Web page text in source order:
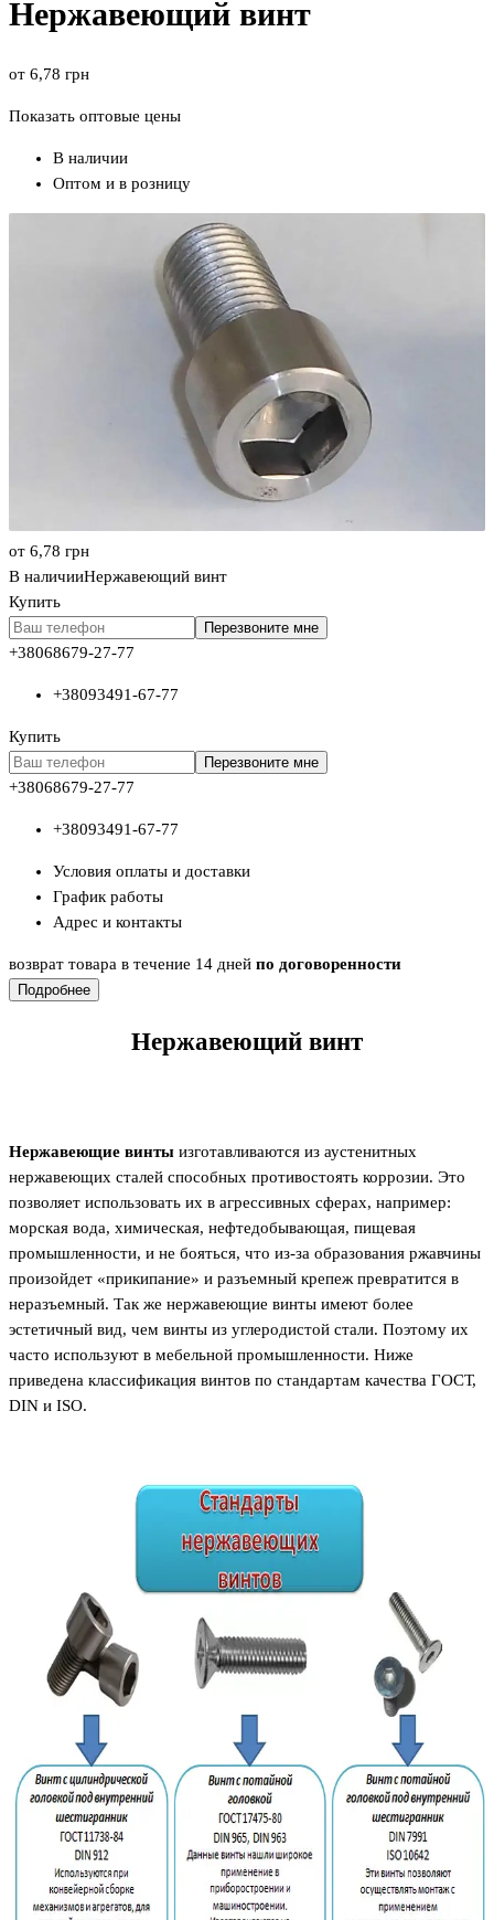
Нержавеющий винт
от 6,78 грн
Показать оптовые цены
В наличии
Оптом и в розницу
от 6,78 грн
В наличииНержавеющий винт
Купить
Перезвоните мне
+38068679-27-77
+38093491-67-77
Купить
Перезвоните мне
+38068679-27-77
+38093491-67-77
Условия оплаты и доставки
График работы
Адрес и контакты
возврат товара в течение 14 дней по договоренности
Подробнее
Нержавеющий винт
Нержавеющие винты изготавливаются из аустенитных
нержавеющих сталей способных противостоять коррозии. Это
позволяет использовать их в агрессивных сферах, например:
морская вода, химическая, нефтедобывающая, пищевая
промышленности, и не бояться, что из-за образования ржавчины
произойдет «прикипание» и разъемный крепеж превратится в
неразъемный. Так же нержавеющие винты имеют более
эстетичный вид, чем винты из углеродистой стали. Поэтому их
часто используют в мебельной промышленности. Ниже
приведена классификация винтов по стандартам качества ГОСТ,
DIN и ISO.